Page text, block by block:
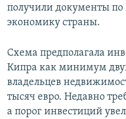
получили документы
экономику страны.
Схема предполагала
Кипра как минимум
владельцев
тысяч евро. Недавно
а порог инвестиций